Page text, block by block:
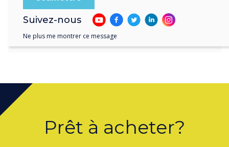
Prêt à acheter?
Suivez-nous
Ne plus me montrer ce message